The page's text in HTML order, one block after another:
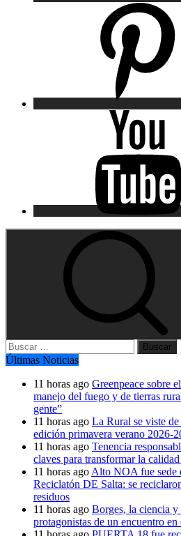
Buscar:
Últimas Noticias
11 horas ago Greenpeace sobre
manejo del fuego y de tierras
gente”
11 horas ago La Rural se viste
edición primavera verano 2026-
11 horas ago Tenencia
claves para transformar la
11 horas ago Alto NOA fue sede
Reciclatón DE Salta: se
residuos
11 horas ago Borges, la ciencia
protagonistas de un encuentro